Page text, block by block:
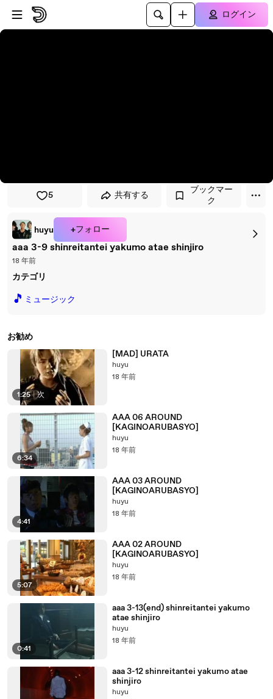
プレイヤーにスキップ
メインコンテンツにスキップ
ログイン
5 共有する
ブックマー
ク
huyu +フォロー
aaa 3-9 shinreitantei yakumo atae shinjiro
18 年前
カテゴリ
🎵 ミュージック
お勧め
1:25 | 次
[MAD] URATA
huyu
18 年前
6:34
AAA 06 AROUND
[KAGINOARUBASYO]
huyu
18 年前
4:41
AAA 03 AROUND
[KAGINOARUBASYO]
huyu
18 年前
5:07
AAA 02 AROUND
[KAGINOARUBASYO]
huyu
18 年前
0:41
aaa 3-13(end) shinreitantei yakumo
atae shinjiro
huyu
18 年前
aaa 3-12 shinreitantei yakumo atae
shinjiro
huyu